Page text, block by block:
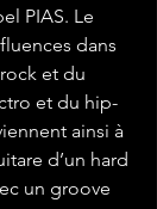
PIAS. Le
dans
et du
et du hip-
ainsi à
d’un hard
un groove